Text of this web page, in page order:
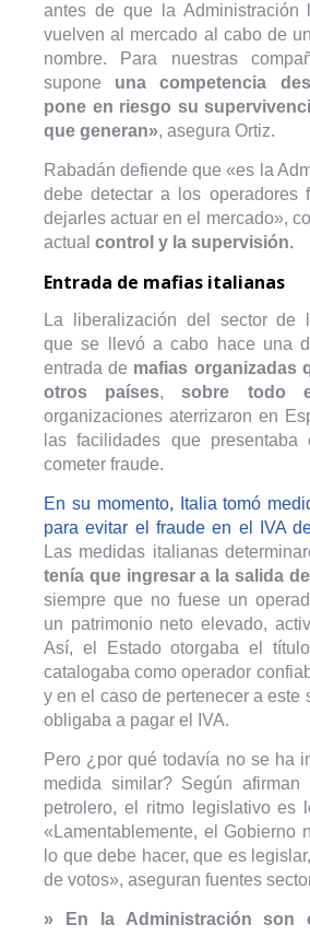
antes de que la Administración
vuelven al mercado al cabo de
nombre. Para nuestras
supone una competencia
pone en riesgo su
que generan», asegura Ortiz.
Rabadán defiende que «es la
debe detectar a los operadores
dejarles actuar en el mercado»,
actual control y la supervisión.
Entrada de mafias italianas
La liberalización del sector de
que se llevó a cabo hace una
entrada de mafias organizadas
otros países,sobre todo
organizaciones aterrizaron en
las facilidades que presentaba
cometer fraude.
En su momento, Italia tomó
para evitar el fraude en el IVA
Las medidas italianas
tenía que ingresar a la salida
siempre que no fuese un
un patrimonio neto elevado,
Así, el Estado otorgaba el
catalogaba como operador
y en el caso de pertenecer a este
obligaba a pagar el IVA.
Pero ¿por qué todavía no se ha
medida similar? Según
petrolero, el ritmo legislativo es
«Lamentablemente, el Gobierno
lo que debe hacer, que es
de votos», aseguran fuentes
» En la Administración son